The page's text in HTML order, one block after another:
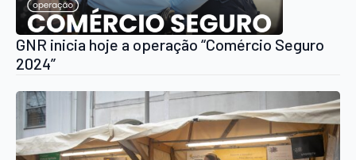
GNR inicia hoje a operação “Comércio Seguro
2024”